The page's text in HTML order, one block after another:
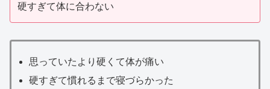
硬すぎて体に合わない
思っていたより硬くて体が痛い
硬すぎて慣れるまで寝づらかった